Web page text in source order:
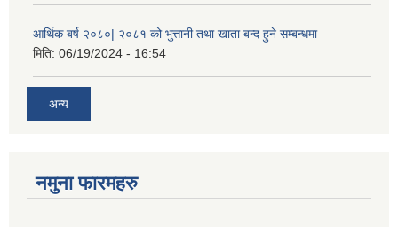
आर्थिक बर्ष २०८०| २०८१ को भुत्तानी तथा खाता बन्द हुने सम्बन्धमा
मिति: 06/19/2024 - 16:54
अन्य
नमुना फारमहरु